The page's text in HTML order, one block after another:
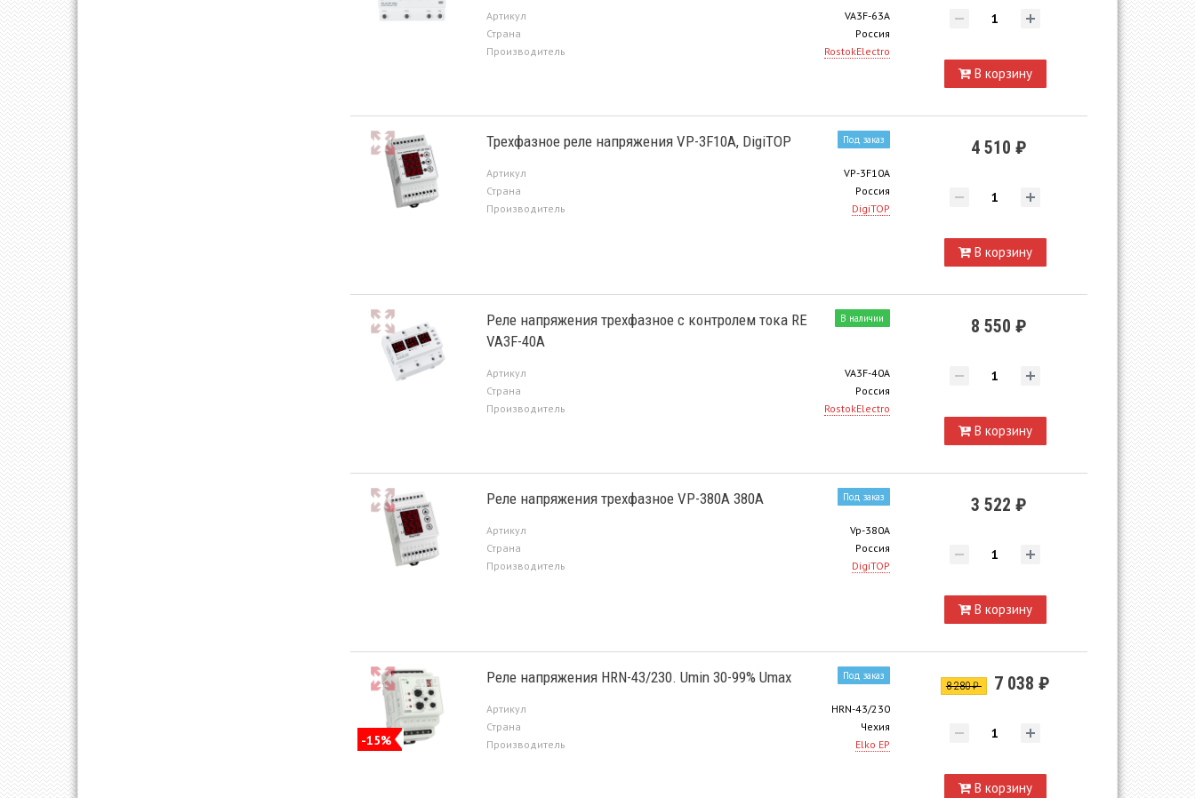
Артикул
VA3F-63А
Страна
Россия
Производитель
RostokElectro
В корзину
Под заказ
Трехфазное реле напряжения VP-3F10A, DigiTOP
Артикул
VP-3F10A
Страна
Россия
Производитель
DigiTOP
4 510 ₽
В корзину
В наличии
Реле напряжения трехфазное с контролем тока RE
VA3F-40А
Артикул
VA3F-40А
Страна
Россия
Производитель
RostokElectro
8 550 ₽
В корзину
Под заказ
Реле напряжения трехфазное VP-380A 380A
Артикул
Vp-380A
Страна
Россия
Производитель
DigiTOP
3 522 ₽
В корзину
-15%
Под заказ
Реле напряжения HRN-43/230. Umin 30-99% Umax
Артикул
HRN-43/230
Страна
Чехия
Производитель
Elko EP
8 280 ₽ 7 038 ₽
В корзину